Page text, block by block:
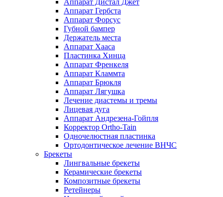
Аппарат Дистал Джет
Аппарат Гербста
Аппарат Форсус
Губной бампер
Держатель места
Аппарат Хааса
Пластинка Хинца
Аппарат Френкеля
Аппарат Кламмта
Аппарат Брюкля
Аппарат Лягушка
Лечение диастемы и тремы
Лицевая дуга
Аппарат Андрезена-Гойпля
Корректор Ortho-Tain
Одночелюстная пластинка
Ортодонтическое лечение ВНЧС
Брекеты
Лингвальные брекеты
Керамические брекеты
Композитные брекеты
Ретейнеры